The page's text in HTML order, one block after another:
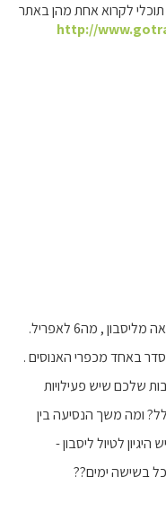
לקרוא אחת מהן באתר
http://
אנחנו מתכננים טיול של 6 ימים נחיתה והמראה מליסבון , מה6 לאפריל.
באחד מכפרי האנוסים .
שלכם שיש פעילויות
ומה משך הנסיעה בין
לטיול ליסבון -
בשישה ימים??